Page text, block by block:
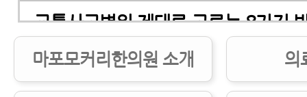
교통사고병원 제대로 고르는 8가지
교통사고병원 잘 고르는 7가지 방법
마포모커리한의원 소개 의